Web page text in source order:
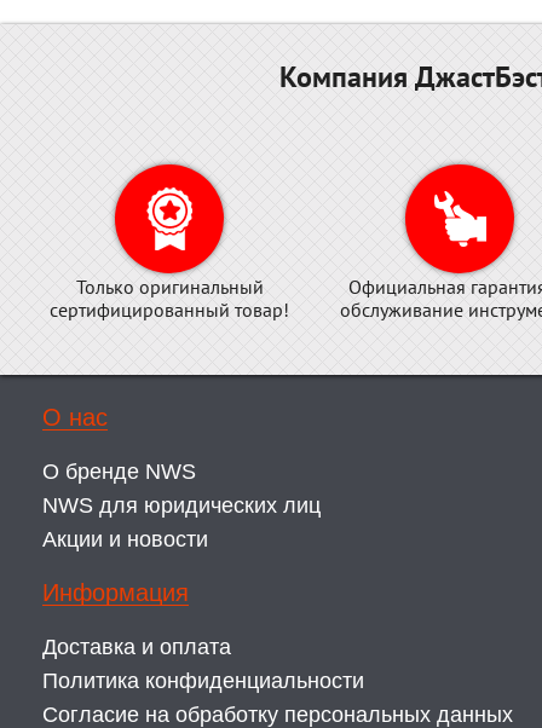
Компания
Только оригинальный
сертифицированный товар!
Официальная
обслуживание
О нас
О бренде NWS
NWS для юридических лиц
Акции и новости
Информация
Доставка и оплата
Политика конфиденциальности
Согласие на обработку персональных данных